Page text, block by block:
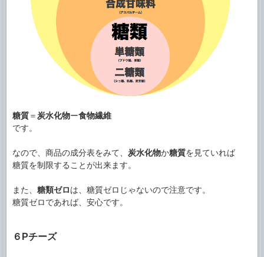
糖質＝炭水化物ー食物繊維
です。
なので、商品の成分表をみて、 炭水化物か糖質を見ていれば
糖質を制限することが出来ます。
また、 糖類ゼロは、糖質ゼロじゃないので注意です。
糖質ゼロであれば、安心です。
６Pチーズ